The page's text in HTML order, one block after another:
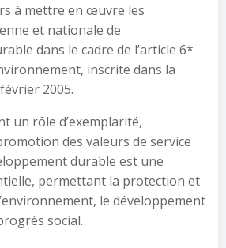
à mettre en œuvre les
et nationale de
dans le cadre de l’article 6*
inscrite dans la
2005.
un rôle d’exemplarité,
des valeurs de service
durable est une
permettant la protection et
le développement
social.